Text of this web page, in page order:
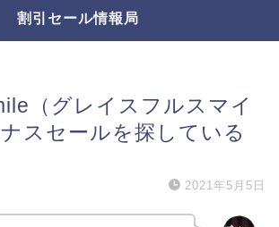
割引セール情報局
（グレイスフルスマイ
スセールを探している
2021年5月5日